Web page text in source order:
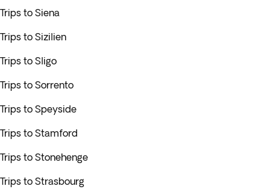
Trips to Siena
Trips to Sizilien
Trips to Sligo
Trips to Sorrento
Trips to Speyside
Trips to Stamford
Trips to Stonehenge
Trips to Strasbourg